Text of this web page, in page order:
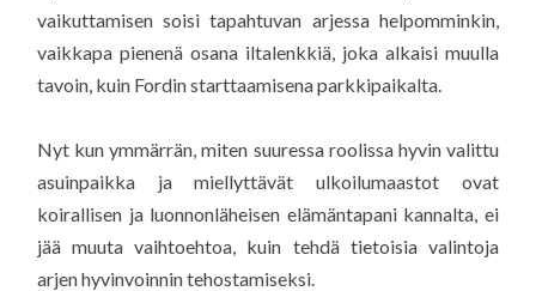
vaikuttamisen soisi tapahtuvan arjessa helpomminkin,
vaikkapa pienenä osana iltalenkkiä, joka alkaisi muulla
tavoin, kuin Fordin starttaamisena parkkipaikalta.
Nyt kun ymmärrän, miten suuressa roolissa hyvin valittu
asuinpaikka ja miellyttävät ulkoilumaastot ovat
koirallisen ja luonnonläheisen elämäntapani kannalta, ei
jää muuta vaihtoehtoa, kuin tehdä tietoisia valintoja
arjen hyvinvoinnin tehostamiseksi.